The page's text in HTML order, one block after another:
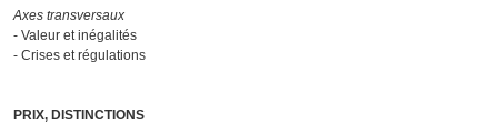
Axes transversaux
- Valeur et inégalités
- Crises et régulations
PRIX, DISTINCTIONS